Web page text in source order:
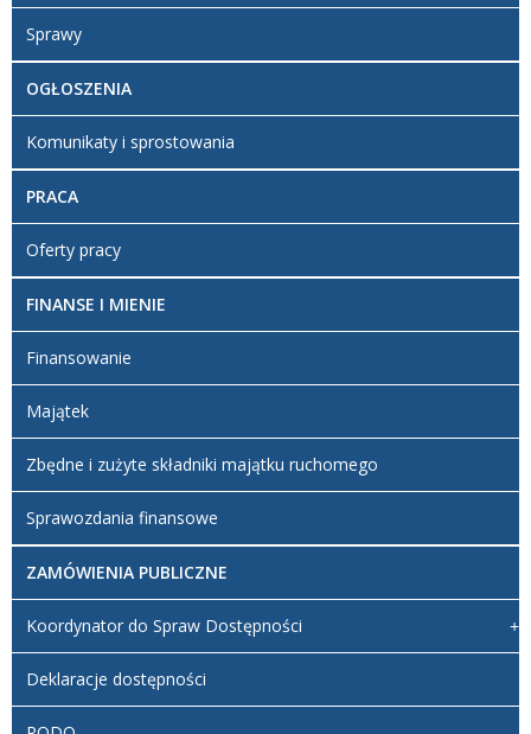
Sprawy
OGŁOSZENIA
Komunikaty i sprostowania
PRACA
Oferty pracy
FINANSE I MIENIE
Finansowanie
Majątek
Zbędne i zużyte składniki majątku ruchomego
Sprawozdania finansowe
ZAMÓWIENIA PUBLICZNE
Koordynator do Spraw Dostępności
Deklaracje dostępności